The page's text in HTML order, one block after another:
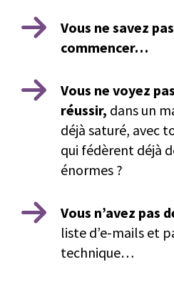
Vous ne savez
commencer…
Vous ne voyez
réussir, dans un
déjà saturé, avec
qui fédèrent déjà
énormes ?
Vous n’avez pas
liste d’e-mails et
technique…